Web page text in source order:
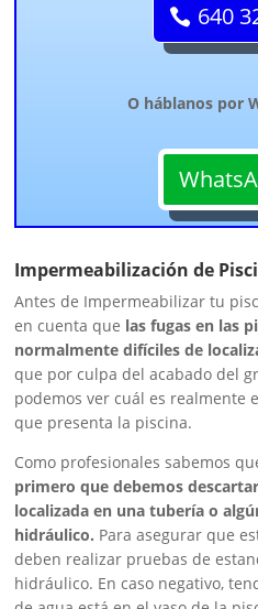
640
O háblanos por
Impermeabilización de
Antes de Impermeabilizar tu
en cuenta que las fugas en las
normalmente difíciles de
que por culpa del acabado del
podemos ver cuál es realmente
que presenta la piscina.
Como profesionales sabemos
primero que debemos
localizada en una tubería o
hidráulico. Para asegurar que
deben realizar pruebas de
hidráulico. En caso negativo,